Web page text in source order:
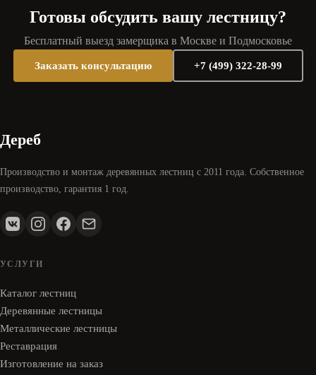
Готовы обсудить вашу лестницу?
Бесплатный выезд замерщика в Москве и Подмосковье
Заказать консультацию +7 (499) 322-28-99
Дереб
Производство и монтаж деревянных лестниц с 2011 года. Собственное
производство, гарантия 1 год.
УСЛУГИ
Каталог лестниц
Деревянные лестницы
Металлические лестницы
Реставрация
Изготовление на заказ